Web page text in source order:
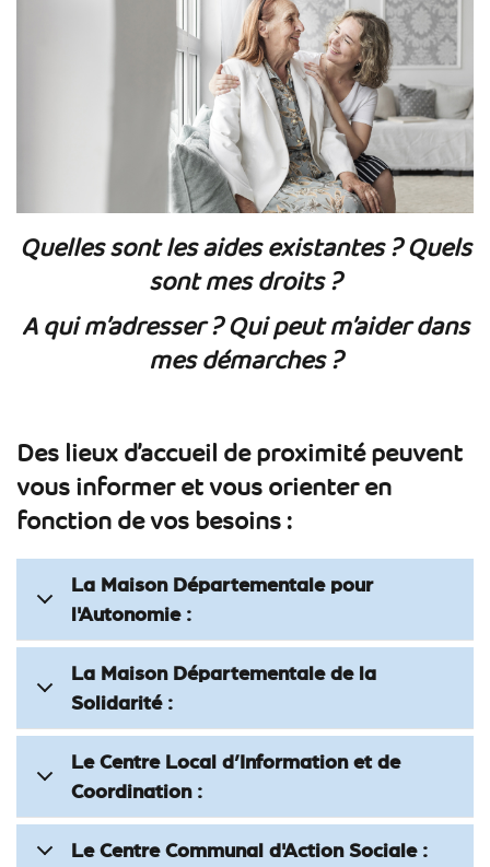
Quelles sont les aides existantes ? Quels
sont mes droits ?
A qui m’adresser ? Qui peut m’aider dans
mes démarches ?
Des lieux d’accueil de proximité peuvent
vous informer et vous orienter en
fonction de vos besoins :
La Maison Départementale pour
l'Autonomie :
La Maison Départementale de la
Solidarité :
Le Centre Local d’Information et de
Coordination :
Le Centre Communal d'Action Sociale :